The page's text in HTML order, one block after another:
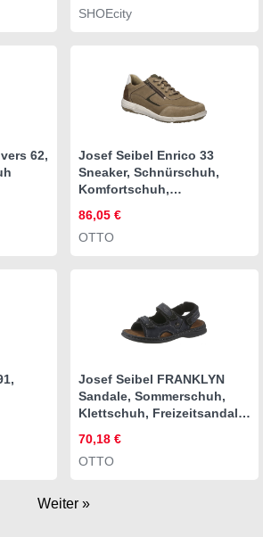
SHOEcity
62,
Josef Seibel Enrico 33
Sneaker, Schnürschuh,
Komfortschuh,
Reißverschluss
86,05 €
OTTO
Josef Seibel FRANKLYN
Sandale, Sommerschuh,
Klettschuh, Freizeitsandale,
70,18 €
OTTO
Weiter »